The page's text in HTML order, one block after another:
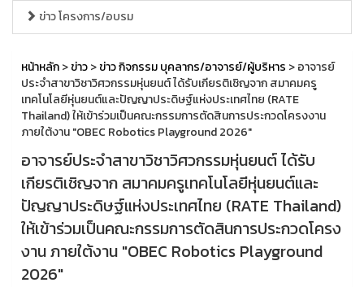
ข่าว โครงการ/อบรม
หน้าหลัก>ข่าว>ข่าว กิจกรรม บุคลากร/อาจารย์/ผู้บริหาร > อาจารย์
ประจำสาขาวิชาวิศวกรรมหุ่นยนต์ ได้รับเกียรติเชิญจาก สมาคมครู
เทคโนโลยีหุ่นยนต์และปัญญาประดิษฐ์แห่งประเทศไทย (RATE
Thailand) ให้เข้าร่วมเป็นคณะกรรมการตัดสินการประกวดโครงงาน
ภายใต้งาน "OBEC Robotics Playground 2026"
อาจารย์ประจำสาขาวิชาวิศวกรรมหุ่นยนต์ ได้รับ
เกียรติเชิญจาก สมาคมครูเทคโนโลยีหุ่นยนต์และ
ปัญญาประดิษฐ์แห่งประเทศไทย (RATE Thailand)
ให้เข้าร่วมเป็นคณะกรรมการตัดสินการประกวดโครง
งาน ภายใต้งาน "OBEC Robotics Playground
2026"